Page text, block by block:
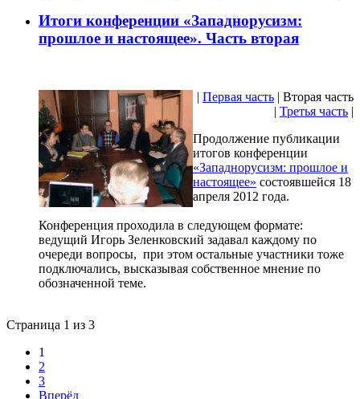
Итоги конференции «Западнорусизм:
прошлое и настоящее». Часть вторая
| Первая часть | Вторая часть
| Третья часть |
Продолжение публикации
итогов конференции
«Западнорусизм: прошлое и
настоящее» состоявшейся 18
апреля 2012 года.
Конференция проходила в следующем формате:
ведущий Игорь Зеленковский задавал каждому по
очереди вопросы, при этом остальные участники тоже
подключались, высказывая собственное мнение по
обозначенной теме.
Страница 1 из 3
1
2
3
Вперёд